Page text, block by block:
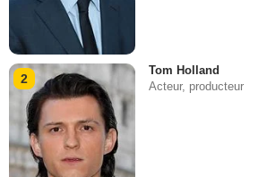
2
Tom Holland
Acteur, producteur